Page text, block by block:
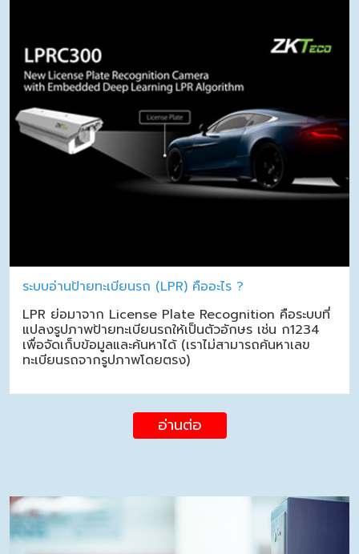
ระบบอ่านป้ายทะเบียนรถ (LPR) คืออะไร ?
LPR ย่อมาจาก License Plate Recognition คือระบบที่
แปลงรูปภาพป้ายทะเบียนรถให้เป็นตัวอักษร เช่น ก1234
เพื่อจัดเก็บข้อมูลและค้นหาได้ (เราไม่สามารถค้นหาเลข
ทะเบียนรถจากรูปภาพโดยตรง)
อ่านต่อ